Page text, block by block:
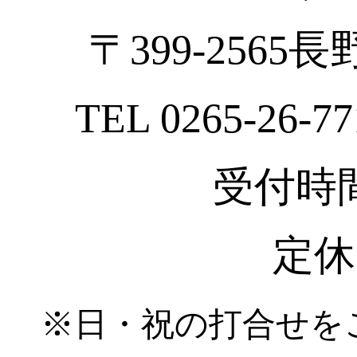
〒399-2565長
TEL 0265-26-
受付時
定
※日・祝の打合せを